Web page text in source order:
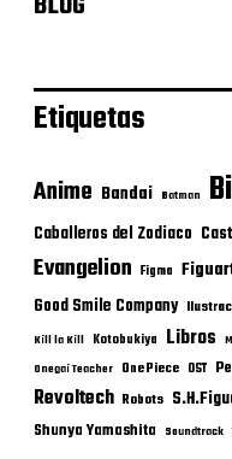
Etiquetas
Anime Bandai Batman
Caballeros del Zodiaco
Evangelion Figma
Good Smile Company
Kill la Kill Kotobukiya Libros
Onegai Teacher One Piece OST
Revoltech Robots
Shunya Yamashita Soundtrack